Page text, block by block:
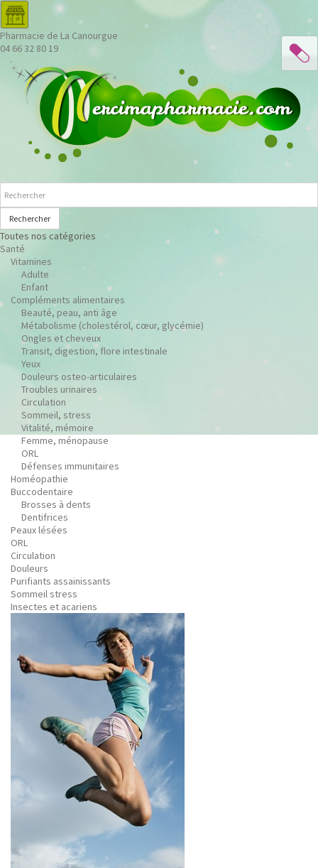
Pharmacie de La Canourgue
04 66 32 80 19
Rechercher
Toutes nos catégories
Santé
Vitamines
Adulte
Enfant
Compléments alimentaires
Beauté, peau, anti âge
Métabolisme (cholestérol, cœur, glycémie)
Ongles et cheveux
Transit, digestion, flore intestinale
Yeux
Douleurs osteo-articulaires
Troubles urinaires
Circulation
Sommeil, stress
Vitalité, mémoire
Femme, ménopause
ORL
Défenses immunitaires
Homéopathie
Buccodentaire
Brosses à dents
Dentifrices
Peaux lésées
ORL
Circulation
Douleurs
Purifiants assainissants
Sommeil stress
Insectes et acariens